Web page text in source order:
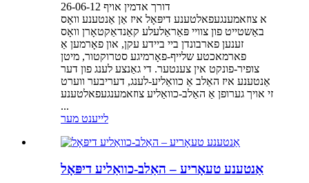
דורך אדמין אויף 26-06-12
א צוזאמענגעפאלטענע דיפּאָל איז אַן אַנטענע וואָס
באַשטייט פון צוויי פּאַראַלעלע קאַנדאַקטאָרן וואָס
זענען פארבונדן ביי ביידע עקן, און פאָרמען אַ
פארמאכטע שלייף-פאָרמיגע סטרוקטור, מיטן
צופיר-פונקט אין צענטער. די גאַנצע לענג פון דער
אַנטענע איז האַלב אַ כוואַליע-לענג, דעריבער ווערט
זי אויך גערופן אַ האַלב-כוואַליע צוזאמענגעפאלטענע
...
לייענט מער
אַנטענע טעאָריע – האַלב-כוואַליע דיפּאָל